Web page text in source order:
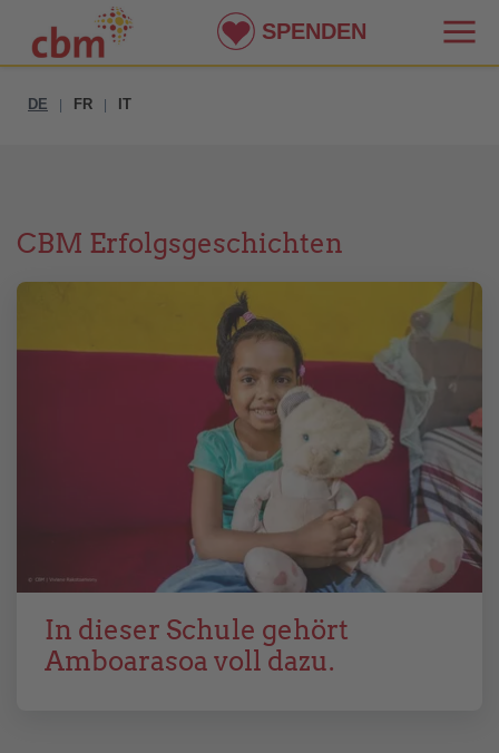
DE FR IT
CBM Erfolgsgeschichten
In dieser Schule gehört
Amboarasoa voll dazu.
SPENDEN